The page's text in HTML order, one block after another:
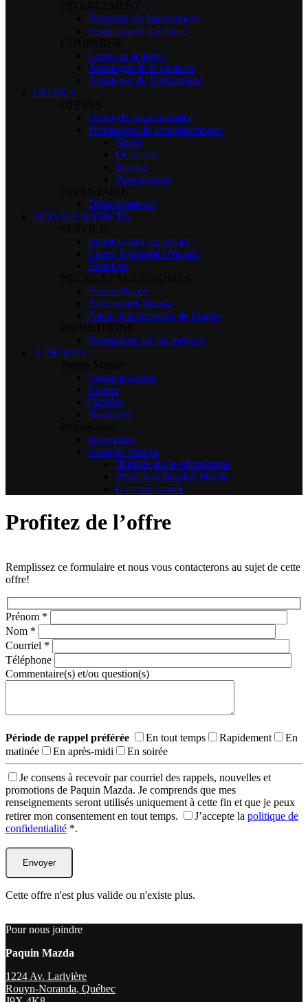
Demande de financement
Financement spécialisé
Louer ou acheter?
Avantages de la location
Avantages du financement
OFFRES
Offres du manufacturier
Promotions du concessionnaire
Neufs
Occasion
Service
Programmes
Démonstrateurs
SERVICE & PIÈCES
Rendez-vous au service
Centre d’entretien Mazda
Entretien
Pièces Mazda
Accessoires Mazda
Pneus et accessoires de Mazda
Promotions sur les services
À PROPOS
Contactez-nous
Équipe
Carrière
Nouvelles
Innovation
Garantie Mazda
Illimitée sur le kilométrage
Protection étendue Mazda
Garantie limitée
Profitez de l’offre
Remplissez ce formulaire et nous vous contacterons au sujet de cette
offre!
Prénom *
Nom *
Courriel *
Téléphone
Commentaire(s) et/ou question(s)
Période de rappel préférée En tout temps Rapidement
En
matinée
En après-midi En soirée
Je consens à recevoir par courriel des rappels, nouvelles et
promotions de Paquin Mazda. Je comprends que mes
renseignements seront utilisés uniquement à cette fin et que je peux
retirer mon consentement en tout temps.
J’accepte la politique de
confidentialité *.
Cette offre n'est plus valide ou n'existe plus.
Pour nous joindre
Paquin Mazda
1224 Av. Larivière
Rouyn-Noranda, Québec